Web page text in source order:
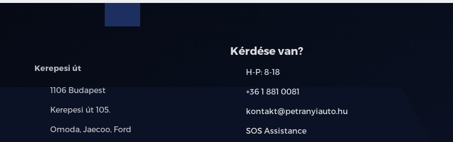
automata váltóhoz kiegészítő Stop&Go funkcióval
HDA (Autópályán vezetést támogató asszisztens, automata váltóhoz)
ISLA (Intelligens sebességkorlátozást kijelző rendszer)
részleteiről, kérjük, érdeklődjön munkatársainknál. A meghirdetett induló THM tájékoztató jellegű,
Kerepesi út
Település:
1106 Budapest
Cím:
Kerepesi út 105.
Márkák:
Omoda, Jaecoo, Ford
Kérdése van?
H-P: 8-18
+36 1 881 0081
kontakt@petranyiauto.hu
SOS Assistance